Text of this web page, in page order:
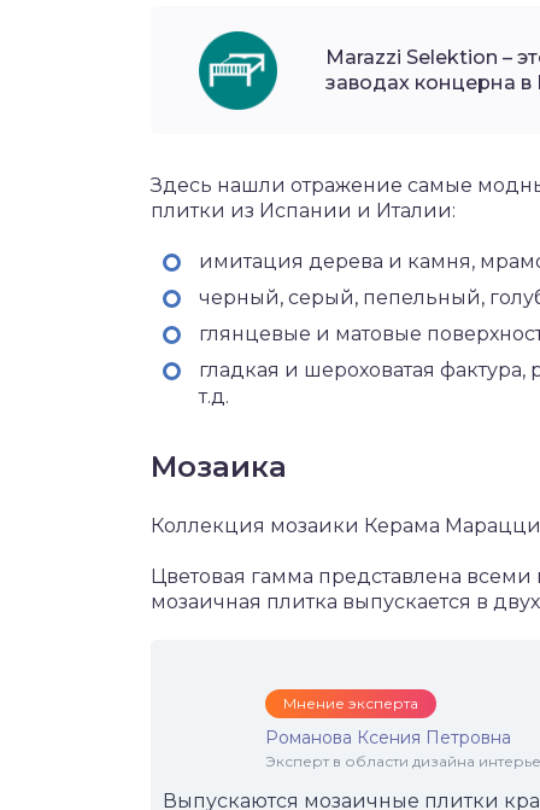
Marazzi Selektion –
заводах концерна в
Здесь нашли отражение самые
плитки из Испании и Италии:
имитация дерева и камня,
черный, серый, пепельный,
глянцевые и матовые
гладкая и шероховатая фактура,
т.д.
Мозаика
Коллекция мозаики Керама Марацци
Цветовая гамма представлена
мозаичная плитка выпускается в
Мнение эксперта
Романова Ксения Петровна
Эксперт в области дизайна
Выпускаются мозаичные плитки